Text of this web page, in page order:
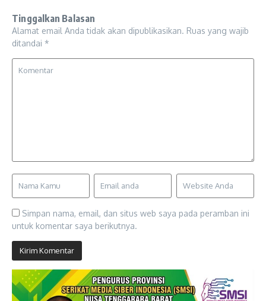
Tinggalkan Balasan
Alamat email Anda tidak akan dipublikasikan. Ruas yang wajib
ditandai *
Simpan nama, email, dan situs web saya pada peramban ini
untuk komentar saya berikutnya.